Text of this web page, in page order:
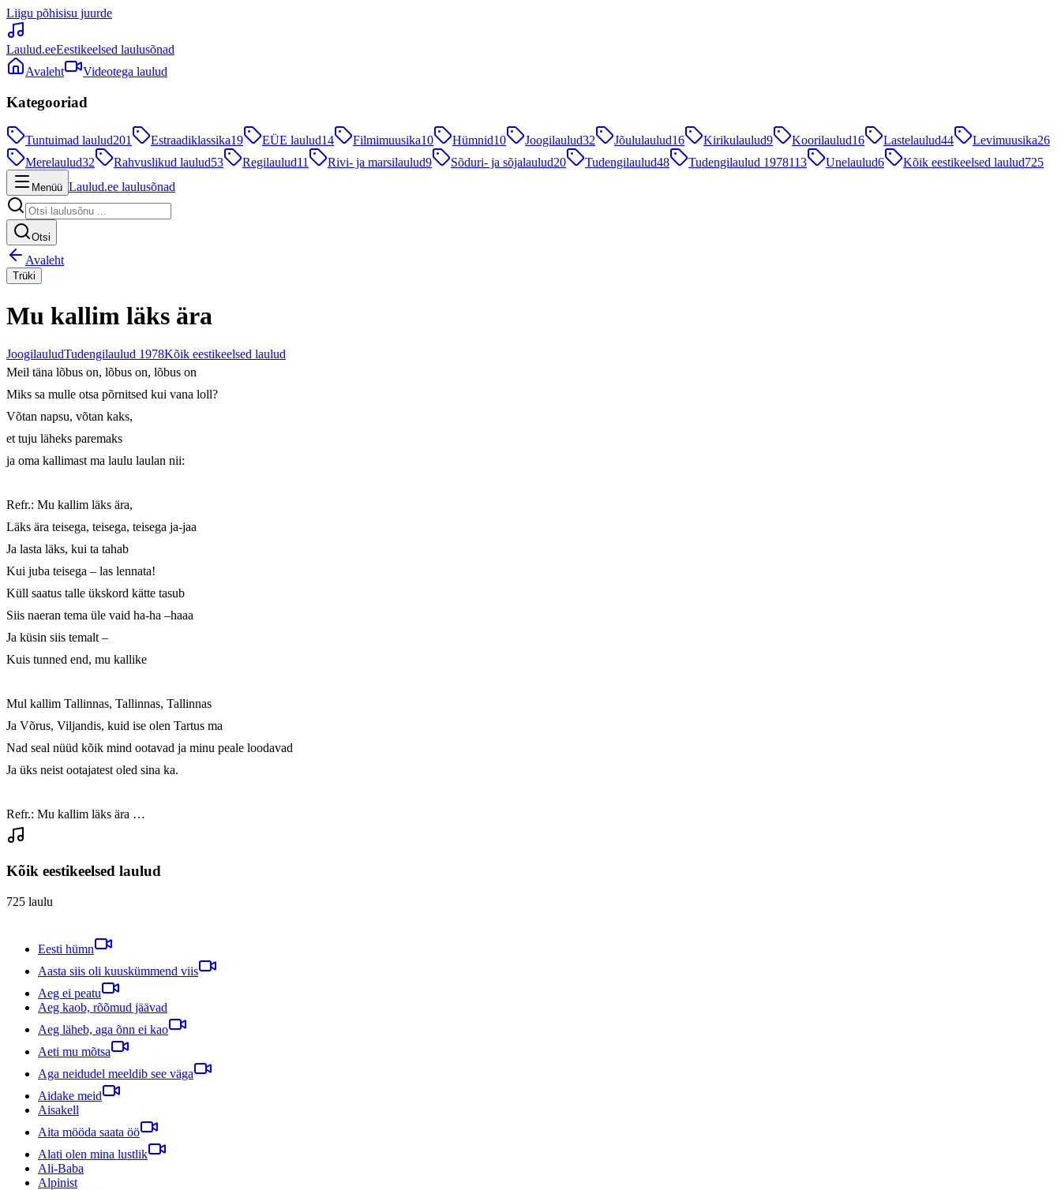
Liigu põhisisu juurde
Laulud.eeEestikeelsed laulusõnad
Avaleht
Videotega laulud
Kategooriad
Tuntuimad laulud201 Estraadiklassika19 EÜE laulud14 Filmimuusika10 Hümnid10 Joogilaulud32 Jõululaulud16 Kirikulaulud9 Koorilaulud16 Lastelaulud44 Levimuusika26
Merelaulud32 Rahvuslikud laulud53 Regilaulud11 Rivi- ja marsilaulud9 Sõduri- ja sõjalaulud20 Tudengilaulud48 Tudengilaulud 1978113 Unelaulud6 Kõik eestikeelsed laulud725
Menüü Laulud.ee laulusõnad
Otsi
Avaleht
Trüki
Mu kallim läks ära
JoogilauludTudengilaulud 1978Kõik eestikeelsed laulud
Meil täna lõbus on, lõbus on, lõbus on
Miks sa mulle otsa põrnitsed kui vana loll?
Võtan napsu, võtan kaks,
et tuju läheks paremaks
ja oma kallimast ma laulu laulan nii:
Refr.: Mu kallim läks ära,
Läks ära teisega, teisega, teisega ja-jaa
Ja lasta läks, kui ta tahab
Kui juba teisega – las lennata!
Küll saatus talle ükskord kätte tasub
Siis naeran tema üle vaid ha-ha –haaa
Ja küsin siis temalt –
Kuis tunned end, mu kallike
Mul kallim Tallinnas, Tallinnas, Tallinnas
Ja Võrus, Viljandis, kuid ise olen Tartus ma
Nad seal nüüd kõik mind ootavad ja minu peale loodavad
Ja üks neist ootajatest oled sina ka.
Refr.: Mu kallim läks ära …
Kõik eestikeelsed laulud
725 laulu
Eesti hümn
Aasta siis oli kuuskümmend viis
Aeg ei peatu
Aeg kaob, rõõmud jäävad
Aeg läheb, aga õnn ei kao
Aeti mu mõtsa
Aga neidudel meeldib see väga
Aidake meid
Aisakell
Aita mööda saata öö
Alati olen mina lustlik
Ali-Baba
Alpinist